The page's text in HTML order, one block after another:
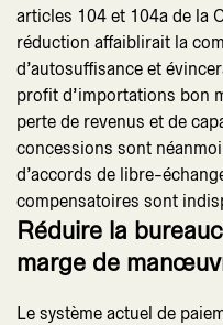
articles 104 et 104a de la
réduction affaiblirait la
d’autosuffisance et
profit d’importations bon
perte de revenus et de
concessions sont
d’accords de libre-
compensatoires sont
Réduire la
marge de
Le système actuel de